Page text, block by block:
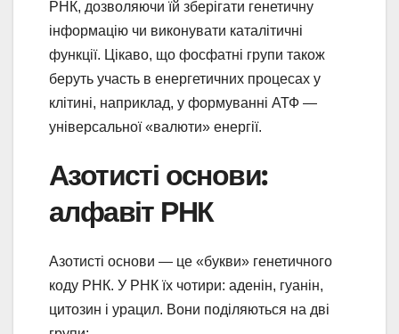
РНК, дозволяючи їй зберігати генетичну
інформацію чи виконувати каталітичні
функції. Цікаво, що фосфатні групи також
беруть участь в енергетичних процесах у
клітині, наприклад, у формуванні АТФ —
універсальної «валюти» енергії.
Азотисті основи:
алфавіт РНК
Азотисті основи — це «букви» генетичного
коду РНК. У РНК їх чотири: аденін, гуанін,
цитозин і урацил. Вони поділяються на дві